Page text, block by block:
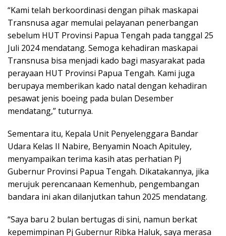
“Kami telah berkoordinasi dengan pihak maskapai
Transnusa agar memulai pelayanan penerbangan
sebelum HUT Provinsi Papua Tengah pada tanggal 25
Juli 2024 mendatang. Semoga kehadiran maskapai
Transnusa bisa menjadi kado bagi masyarakat pada
perayaan HUT Provinsi Papua Tengah. Kami juga
berupaya memberikan kado natal dengan kehadiran
pesawat jenis boeing pada bulan Desember
mendatang,” tuturnya.
Sementara itu, Kepala Unit Penyelenggara Bandar
Udara Kelas II Nabire, Benyamin Noach Apituley,
menyampaikan terima kasih atas perhatian Pj
Gubernur Provinsi Papua Tengah. Dikatakannya, jika
merujuk perencanaan Kemenhub, pengembangan
bandara ini akan dilanjutkan tahun 2025 mendatang.
“Saya baru 2 bulan bertugas di sini, namun berkat
kepemimpinan Pj Gubernur Ribka Haluk, saya merasa